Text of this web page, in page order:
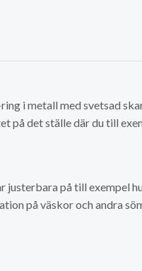
i metall med svetsad
på det ställe där du till
på till exempel
på väskor och andra